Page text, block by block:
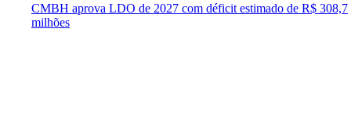
CMBH aprova LDO de 2027 com déficit estimado de R$ 308,7
milhões